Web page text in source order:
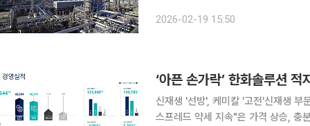
분간 지속될 것으로 보이며 2027년
2026-02-19 15:50
‘아픈 손가락’ 한화솔루션
신재생 '선방', 케미칼 '고전'신재생 부
스프레드 약세 지속"은 가격 상승, 충